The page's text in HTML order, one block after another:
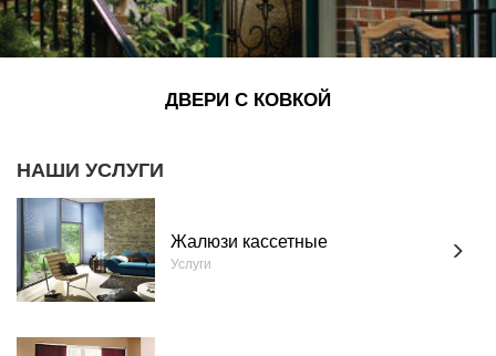
ДВЕРИ С КОВКОЙ
НАШИ УСЛУГИ
Жалюзи кассетные
Услуги